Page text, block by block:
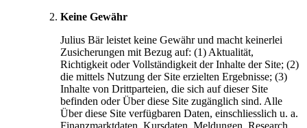
Keine Gewähr
Julius Bär leistet keine Gewähr und macht keinerlei
Zusicherungen mit Bezug auf: (1) Aktualität,
Richtigkeit oder Vollständigkeit der Inhalte der Site; (2)
die mittels Nutzung der Site erzielten Ergebnisse; (3)
Inhalte von Drittparteien, die sich auf dieser Site
befinden oder Über diese Site zugänglich sind. Alle
Über diese Site verfügbaren Daten, einschliesslich u. a.
Finanzmarktdaten, Kursdaten, Meldungen, Research